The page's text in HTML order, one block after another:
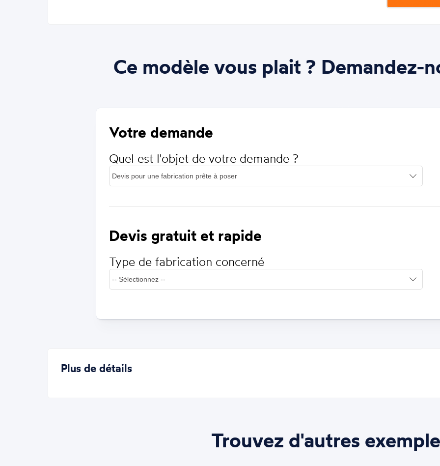
Ce modèle vous plait ? Demandez-
Votre demande
Quel est l'objet de votre demande ?
Devis gratuit et rapide
Type de fabrication concerné
Plus de détails
Trouvez d'autres